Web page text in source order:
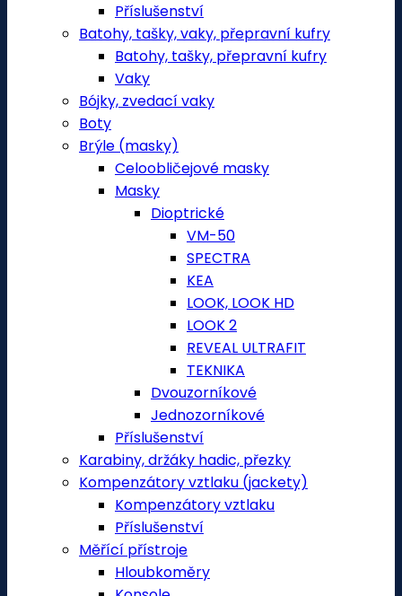
Příslušenství
Batohy, tašky, vaky, přepravní kufry
Batohy, tašky, přepravní kufry
Vaky
Bójky, zvedací vaky
Boty
Brýle (masky)
Celoobličejové masky
Masky
Dioptrické
VM-50
SPECTRA
KEA
LOOK, LOOK HD
LOOK 2
REVEAL ULTRAFIT
TEKNIKA
Dvouzorníkové
Jednozorníkové
Příslušenství
Karabiny, držáky hadic, přezky
Kompenzátory vztlaku (jackety)
Kompenzátory vztlaku
Příslušenství
Měřící přístroje
Hloubkoměry